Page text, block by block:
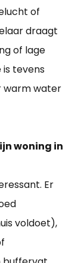
of
draagt
of lage
tevens
warm water
woning in
Er
voldoet),